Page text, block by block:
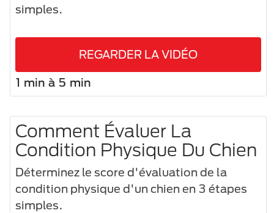
simples.
REGARDER LA VIDÉO
1 min à 5 min
Comment Évaluer La
Condition Physique Du Chien
Déterminez le score d'évaluation de la
condition physique d'un chien en 3 étapes
simples.